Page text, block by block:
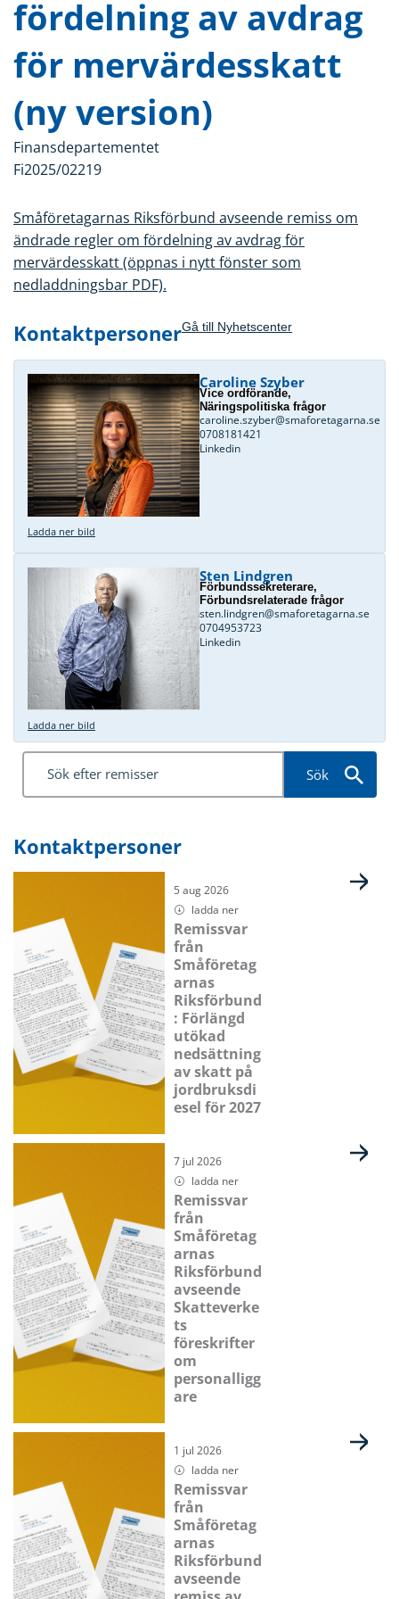
fördelning av avdrag
för mervärdesskatt
(ny version)
Finansdepartementet
Fi2025/02219
Småföretagarnas Riksförbund avseende remiss om
ändrade regler om fördelning av avdrag för
mervärdesskatt (öppnas i nytt fönster som
nedladdningsbar PDF).
KontaktpersonerGå till Nyhetscenter
Caroline Szyber
Vice ordförande,
Näringspolitiska frågor
caroline.szyber@smaforetagarna.se
0708181421
Linkedin
Ladda ner bild
Sten Lindgren
Förbundssekreterare,
Förbundsrelaterade frågor
sten.lindgren@smaforetagarna.se
0704953723
Linkedin
Ladda ner bild
Sök
Kontaktpersoner
5 aug 2026
ladda ner
Remissvar
från
Småföretag
arnas
Riksförbund
: Förlängd
utökad
nedsättning
av skatt på
jordbruksdi
esel för 2027
7 jul 2026
ladda ner
Remissvar
från
Småföretag
arnas
Riksförbund
avseende
Skatteverke
ts
föreskrifter
om
personalligg
are
1 jul 2026
ladda ner
Remissvar
från
Småföretag
arnas
Riksförbund
avseende
Sida Sida